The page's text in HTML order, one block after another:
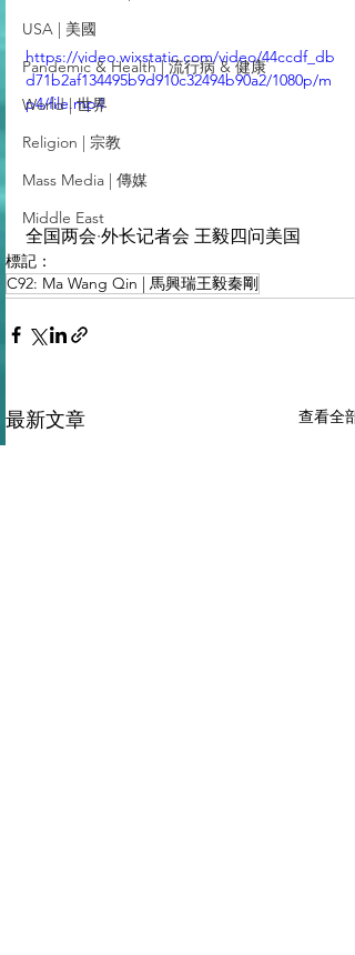
USA | 美國
Pandemic & Health | 流行病 & 健康
World | 世界
Religion | 宗教
Mass Media | 傳媒
Middle East
https://video.wixstatic.com/video/44ccdf_db
d71b2af134495b9d910c32494b90a2/1080p/m
p4/file.mp4
全国两会·外长记者会 王毅四问美国
標記：
C92: Ma Wang Qin | 馬興瑞王毅秦剛
最新文章 查看全部